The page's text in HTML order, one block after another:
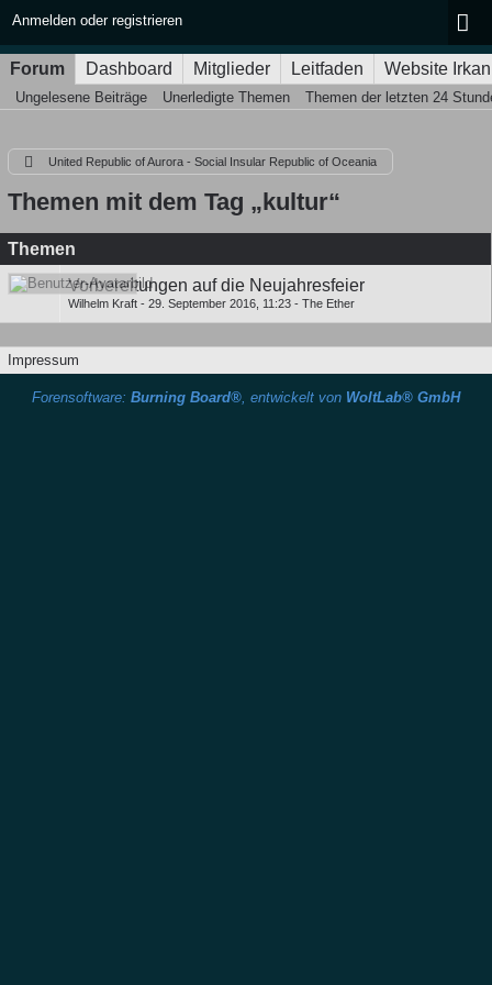
Anmelden oder registrieren
Forum Dashboard Mitglieder Leitfaden Website
Ungelesene Beiträge Unerledigte Themen Themen der letzten 24
United Republic of Aurora - Social Insular Republic of Oceania
Themen mit dem Tag „kultur“
Themen
Vorbereitungen auf die Neujahresfeier
Wilhelm Kraft - 29. September 2016, 11:23 - The Ether
Impressum
Forensoftware: Burning Board®, entwickelt von WoltLab® GmbH